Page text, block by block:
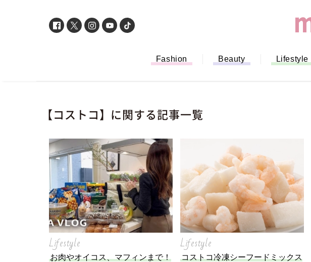
Fashion Beauty Lifestyle
【コストコ】に関する記事一覧
Lifestyle
お肉やオイコス、マフィンまで！
Lifestyle
コストコ冷凍シーフードミックス
「もう行列に並ばない！」ミスドのモ
バイルオーダー完全ガイド｜支払い方
法から受け取り方までネットオーダー
を徹底解説